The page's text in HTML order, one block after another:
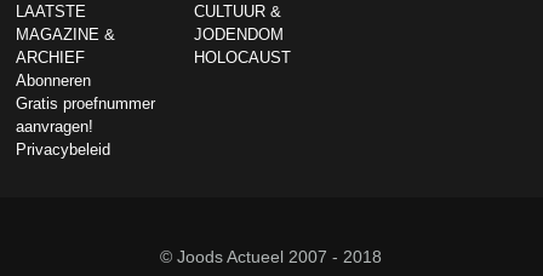
LAATSTE
MAGAZINE &
ARCHIEF
Abonneren
Gratis proefnummer
aanvragen!
Privacybeleid
CULTUUR &
JODENDOM
HOLOCAUST
© Joods Actueel 2007 - 2018